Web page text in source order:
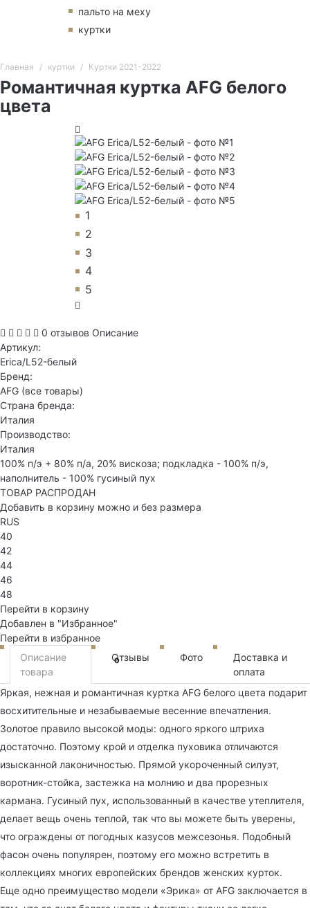
пальто на меху
куртки
Главная куртки Куртки 2021-2022
Романтичная куртка AFG белого
цвета
1
2
3
4
5
0 отзывов Описание
Артикул:
Erica/L52-белый
Бренд:
AFG (все товары)
Страна бренда:
Италия
Производство:
Италия
100% п/э + 80% п/а, 20% вискоза; подкладка - 100% п/э,
наполнитель - 100% гусиный пух
ТОВАР РАСПРОДАН
Добавить в корзину можно и без размера
RUS
40
42
44
46
48
Перейти в корзину
Добавлен в "Избранное"
Перейти в избранное
Описание
товара
Отзывы
0 Фото
Доставка и
оплата
Яркая, нежная и романтичная куртка AFG белого цвета подарит
восхитительные и незабываемые весенние впечатления.
Золотое правило высокой моды: одного яркого штриха
достаточно. Поэтому крой и отделка пуховика отличаются
изысканной лаконичностью. Прямой укороченный силуэт,
воротник-стойка, застежка на молнию и два прорезных
кармана. Гусиный пух, использованный в качестве утеплителя,
делает вещь очень теплой, так что вы можете быть уверены,
что ограждены от погодных казусов межсезонья. Подобный
фасон очень популярен, поэтому его можно встретить в
коллекциях многих европейских брендов женских курток.
Еще одно преимущество модели «Эрика» от AFG заключается в